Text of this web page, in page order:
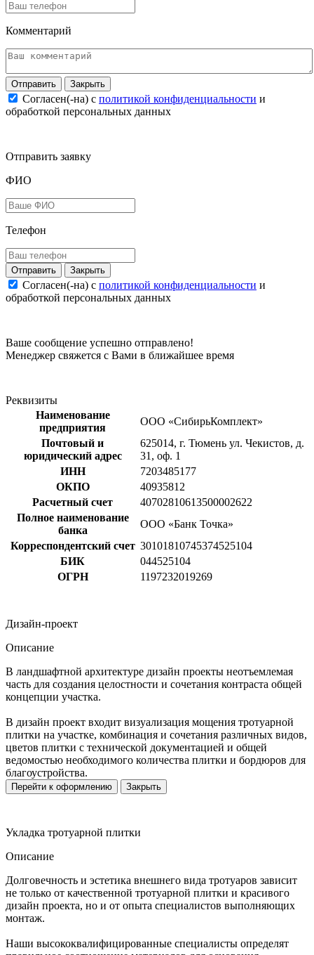
Комментарий
Закрыть
Согласен(-на) c политикой конфиденциальности и
обработкой персональных данных
Отправить заявку
ФИО
Телефон
Закрыть
Согласен(-на) c политикой конфиденциальности и
обработкой персональных данных
Ваше сообщение успешно отправлено!
Менеджер свяжется с Вами в ближайшее время
Реквизиты
Наименование
предприятия
ООО «СибирьКомплект»
Почтовый и
юридический адрес
625014, г. Тюмень ул. Чекистов, д.
31, оф. 1
ИНН
7203485177
ОКПО
40935812
Расчетный счет
40702810613500002622
Полное наименование
банка
ООО «Банк Точка»
Корреспондентский счет 30101810745374525104
БИК
044525104
ОГРН
1197232019269
Дизайн-проект
Описание
В ландшафтной архитектуре дизайн проекты неотъемлемая
часть для создания целостности и сочетания контраста общей
концепции участка.
В дизайн проект входит визуализация мощения тротуарной
плитки на участке, комбинация и сочетания различных видов,
цветов плитки с технической документацией и общей
ведомостью необходимого количества плитки и бордюров для
благоустройства.
Перейти к оформлению Закрыть
Укладка тротуарной плитки
Описание
Долговечность и эстетика внешнего вида тротуаров зависит
не только от качественной тротуарной плитки и красивого
дизайн проекта, но и от опыта специалистов выполняющих
монтаж.
Наши высококвалифицированные специалисты определят